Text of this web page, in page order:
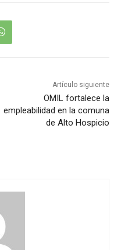
Artículo siguiente
OMIL fortalece la
empleabilidad en la comuna
de Alto Hospicio